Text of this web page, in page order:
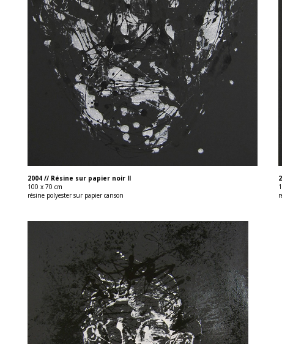
2004 // Résine sur papier noir II
100 x 70 cm
résine polyester sur papier canson